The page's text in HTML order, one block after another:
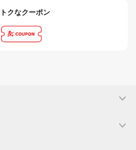
クなクーポン